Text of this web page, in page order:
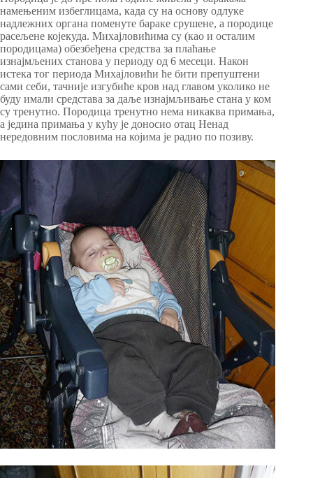
намењеним избеглицама, када су на основу одлуке
надлежних органа поменуте бараке срушене, а породице
расељене којекуда. Михајловићима су (као и осталим
породицама) обезбеђена средства за плаћање
изнајмљених станова у периоду од 6 месеци. Након
истека тог периода Михајловићи ће бити препуштени
сами себи, тачније изгубиће кров над главом уколико не
буду имали средстава за даље изнајмљивање стана у ком
су тренутно. Породица тренутно нема никаква примања,
а једина примања у кућу је доносио отац Ненад
нередовним пословима на којима је радио по позиву.